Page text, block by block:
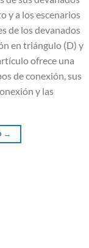
y a los escenarios
de los devanados
en triángulo (D) y
ofrece una
de conexión, sus
y las
→